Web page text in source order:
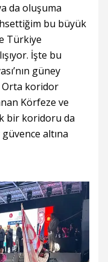
da oluşuma
bu büyük
Türkiye
İşte bu
güney
Orta koridor
Körfeze ve
bir koridoru da
altına